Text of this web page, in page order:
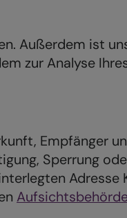
Außerdem ist
zur Analyse
Empfänger
Sperrung
Adresse